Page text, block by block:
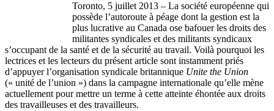
Toronto, 5 juillet 2013 – La société européenne qui
possède l’autoroute à péage dont la gestion est la
plus lucrative au Canada ose bafouer les droits des
militantes syndicales et des militants syndicaux
s’occupant de la santé et de la sécurité au travail. Voilà pourquoi les
lectrices et les lecteurs du présent article sont instamment priés
d’appuyer l’organisation syndicale britannique Unite the Union
(« unité de l’union ») dans la campagne internationale qu’elle mène
actuellement pour mettre un terme à cette atteinte éhontée aux droits
des travailleuses et des travailleurs.